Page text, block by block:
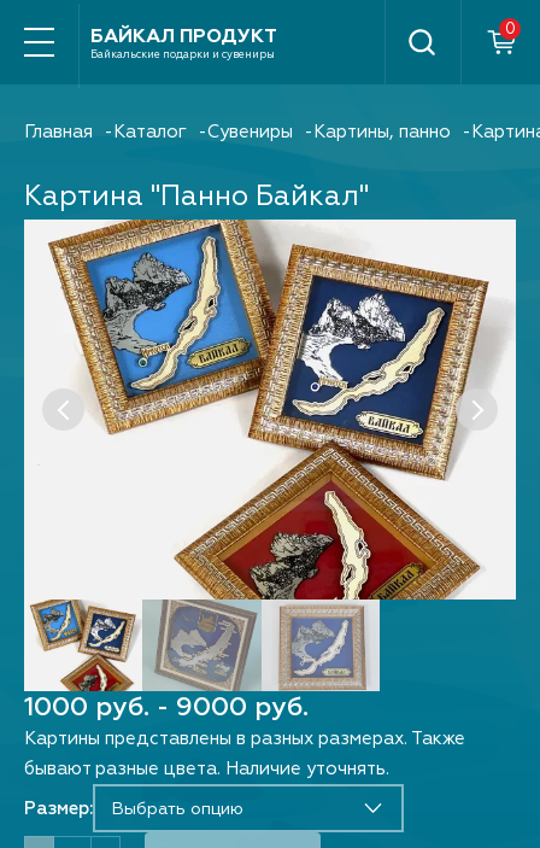
БАЙКАЛ ПРОДУКТ
Байкальские подарки и сувениры
Найти
Главная Каталог Сувениры Картины, панно
Картина "Панно Байкал"
1000 руб. - 9000 руб.
Картины представлены в разных размерах. Также
бывают разные цвета. Наличие уточнять.
Размер:
Выбрать опцию